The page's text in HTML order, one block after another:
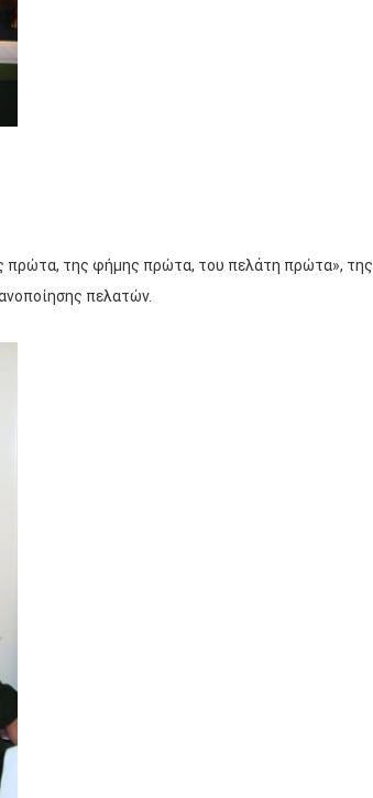
πρώτα, της φήμης πρώτα, του πελάτη πρώτα», της
πελατών.